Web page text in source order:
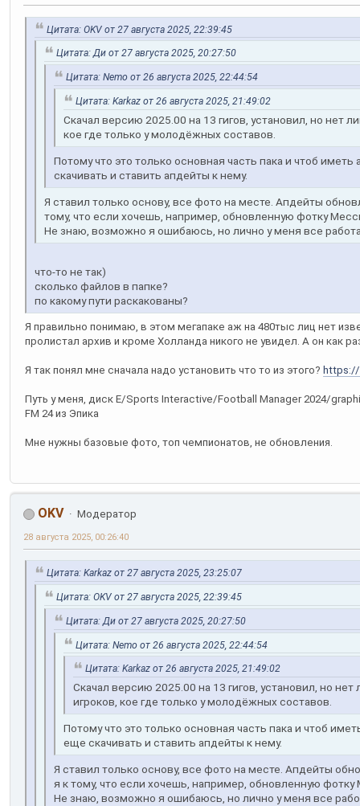
Цитата: OKV от 27 августа 2025, 22:39:45
Цитата: Ди от 27 августа 2025, 20:27:50
Цитата: Nemo от 26 августа 2025, 22:44:54
Цитата: Karkaz от 26 августа 2025, 21:49:02
Скачал версию 2025.00 на 13 гигов, установил, но нет
кое где только у молодёжных составов.
Потому что это только основная часть пака и чтоб
скачивать и ставить апдейты к нему.
Я ставил только основу, все фото на месте. Апдейты
тому, что если хочешь, например, обновленную фотку
Не знаю, возможно я ошибаюсь, но лично у меня все
что-то не так)
сколько файлов в папке?
по какому пути раскакованы?
Я правильно понимаю, в этом мегапаке аж на 480тыс лиц нет
пролистал архив и кроме Холланда никого не увидел. А он как
Я так понял мне сначала надо установить что то из этого? https://
Путь у меня, диск E/Sports Interactive/Football Manager 2024/
FM 24 из Эпика
Мне нужны базовые фото, топ чемпионатов, не обновления.
OKV Модератор
28 августа 2025, 00:26:40
Цитата: Karkaz от 27 августа 2025, 23:25:07
Цитата: OKV от 27 августа 2025, 22:39:45
Цитата: Ди от 27 августа 2025, 20:27:50
Цитата: Nemo от 26 августа 2025, 22:44:54
Цитата: Karkaz от 26 августа 2025, 21:49:02
Скачал версию 2025.00 на 13 гигов, установил, но нет
игроков, кое где только у молодёжных составов.
Потому что это только основная часть пака и чтоб
еще скачивать и ставить апдейты к нему.
Я ставил только основу, все фото на месте. Апдейты
я к тому, что если хочешь, например, обновленную фотку
Не знаю, возможно я ошибаюсь, но лично у меня все